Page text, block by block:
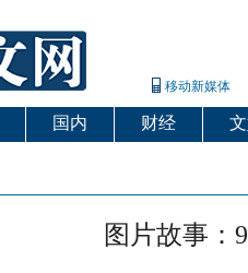
移动新媒体
国内 财经
图片故事：